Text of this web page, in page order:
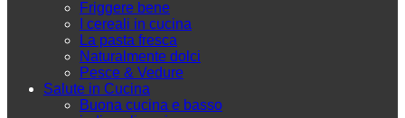
Friggere bene
I cereali in cucina
La pasta fresca
Naturalmente dolci
Pesce & Vedure
Salute in Cucina
Buona cucina e basso